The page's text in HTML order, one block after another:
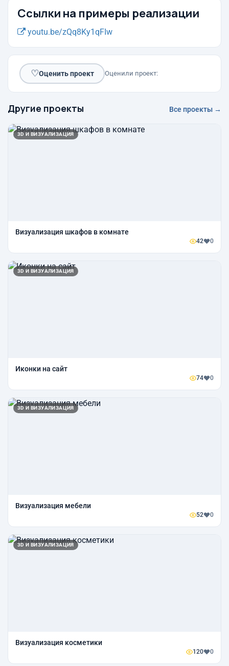
Ссылки на примеры реализации
youtu.be/zQq8Ky1qFIw
♡Оценить проект Оценили проект:
Другие проекты Все проекты →
3D И ВИЗУАЛИЗАЦИЯ
Визуализация шкафов в комнате
42 0
3D И ВИЗУАЛИЗАЦИЯ
Иконки на сайт
74 0
3D И ВИЗУАЛИЗАЦИЯ
Визуализация мебели
52 0
3D И ВИЗУАЛИЗАЦИЯ
Визуализация косметики
120 0